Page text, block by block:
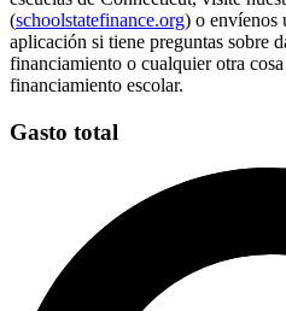
(schoolstatefinance.org) o envíenos
aplicación si tiene preguntas sobre
financiamiento o cualquier otra
financiamiento escolar.
Gasto total